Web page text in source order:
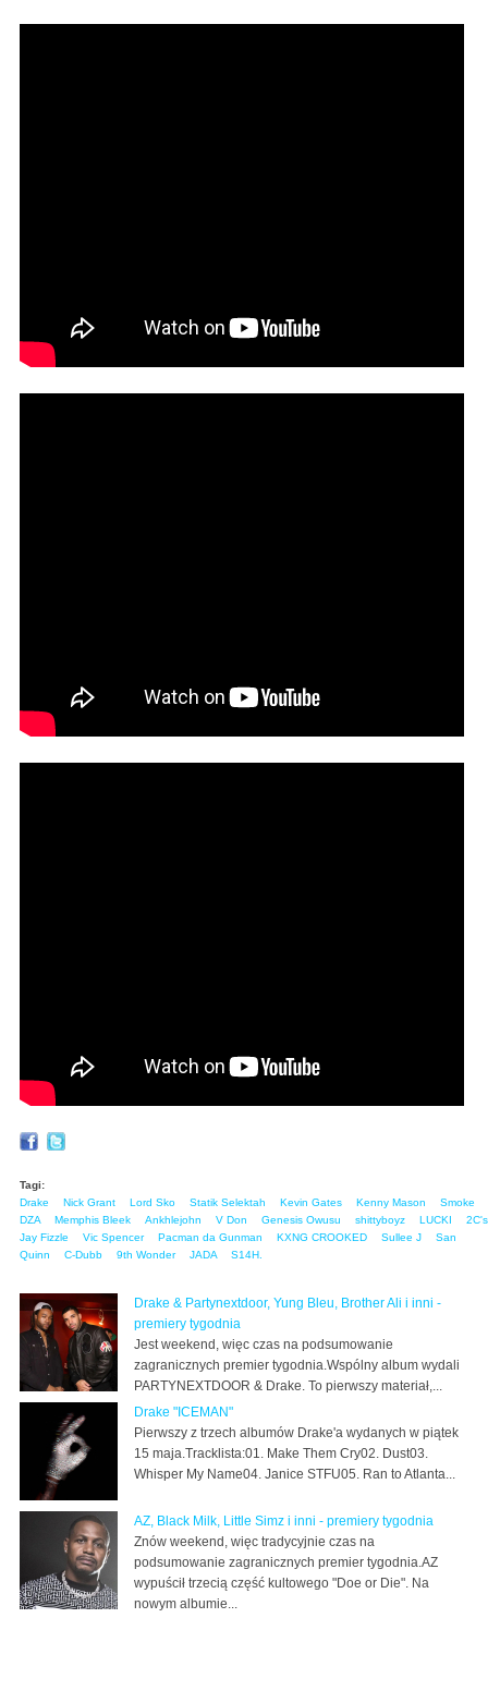
Tagi:
Drake
Nick Grant Lord Sko Statik Selektah Kevin Gates Kenny Mason
Smoke
DZA
Memphis Bleek Ankhlejohn V Don Genesis Owusu shittyboyz LUCKI
2C's
Jay Fizzle
Vic Spencer Pacman da Gunman KXNG CROOKED Sullee J
San
Quinn
C-Dubb 9th Wonder JADA S14H.
Drake & Partynextdoor, Yung Bleu, Brother Ali i inni -
premiery tygodnia
Jest weekend, więc czas na podsumowanie
zagranicznych premier tygodnia.Wspólny album wydali
PARTYNEXTDOOR & Drake. To pierwszy materiał,...
Drake "ICEMAN"
Pierwszy z trzech albumów Drake'a wydanych w piątek
15 maja.Tracklista:01. Make Them Cry02. Dust03.
Whisper My Name04. Janice STFU05. Ran to Atlanta...
AZ, Black Milk, Little Simz i inni - premiery tygodnia
Znów weekend, więc tradycyjnie czas na
podsumowanie zagranicznych premier tygodnia.AZ
wypuścił trzecią część kultowego "Doe or Die". Na
nowym albumie...